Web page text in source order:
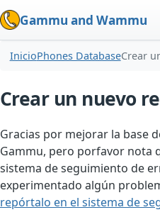
Gammu and Wammu
InicioPhones DatabaseCrear
Crear un nuevo
Gracias por mejorar la base
Gammu, pero porfavor nota
sistema de seguimiento de
experimentado algún
repórtalo en el sistema de